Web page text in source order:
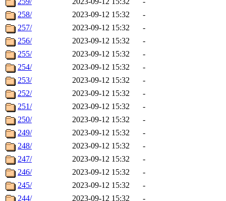
258/
2023-09-12 15:32
-
257/
2023-09-12 15:32
-
256/
2023-09-12 15:32
-
255/
2023-09-12 15:32
-
254/
2023-09-12 15:32
-
253/
2023-09-12 15:32
-
252/
2023-09-12 15:32
-
251/
2023-09-12 15:32
-
250/
2023-09-12 15:32
-
249/
2023-09-12 15:32
-
248/
2023-09-12 15:32
-
247/
2023-09-12 15:32
-
246/
2023-09-12 15:32
-
245/
2023-09-12 15:32
-
244/
2023-09-12 15:32
-